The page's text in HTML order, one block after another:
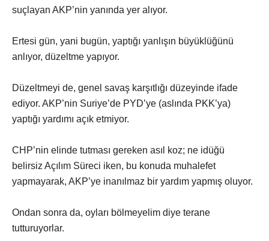
suçlayan AKP’nin yanında yer alıyor.
Ertesi gün, yani bugün, yaptığı yanlışın büyüklüğünü
anlıyor, düzeltme yapıyor.
Düzeltmeyi de, genel savaş karşıtlığı düzeyinde ifade
ediyor. AKP’nin Suriye’de PYD’ye (aslında PKK’ya)
yaptığı yardımı açık etmiyor.
CHP’nin elinde tutması gereken asıl koz; ne idüğü
belirsiz Açılım Süreci iken, bu konuda muhalefet
yapmayarak, AKP’ye inanılmaz bir yardım yapmış oluyor.
Ondan sonra da, oyları bölmeyelim diye terane
tutturuyorlar.